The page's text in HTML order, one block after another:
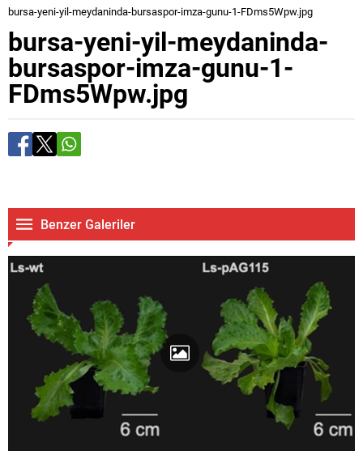
bursa-yeni-yil-meydaninda-bursaspor-imza-gunu-1-FDms5Wpw.jpg
bursa-yeni-yil-meydaninda-
bursaspor-imza-gunu-1-
FDms5Wpw.jpg
Benzer Galeriler